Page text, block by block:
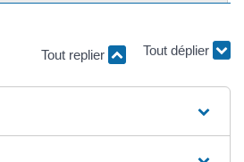
Tout replier
Tout déplier